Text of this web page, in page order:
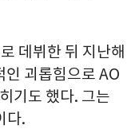
데뷔한 뒤 지난해
괴롭힘으로 AO
기도 했다. 그는
다.